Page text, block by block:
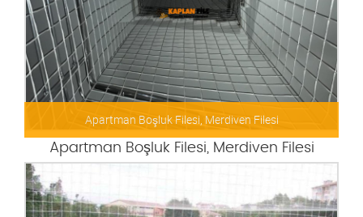
Apartman Boşluk Filesi, Merdiven Filesi
Apartman Boşluk Filesi, Merdiven Filesi